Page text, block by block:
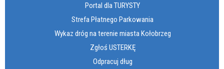
Portal dla TURYSTY
Strefa Płatnego Parkowania
Wykaz dróg na terenie miasta Kołobrzeg
Zgłoś USTERKĘ
Odpracuj dług